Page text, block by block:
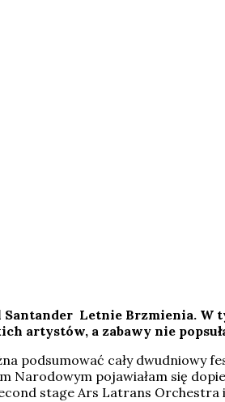
Santander Letnie Brzmienia.
artystów, a zabawy nie
podsumować cały dwudniowy
Narodowym pojawiałam się
stage Ars Latrans